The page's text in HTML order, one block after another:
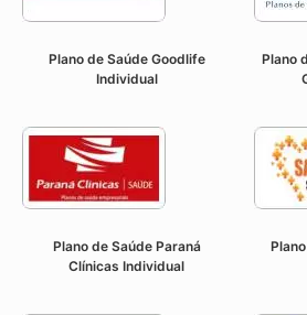
Plano de Saúde Goodlife
Individual
Plano
Plano de Saúde Paraná
ClínicasIndividual